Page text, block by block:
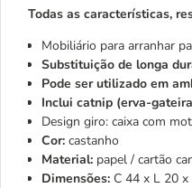
Todas as características,
Mobiliário para arranhar
Substituição de longa
Pode ser utilizado em
Inclui catnip (erva-
Design giro: caixa com
Cor: castanho
Material: papel / cartão
Dimensões: C 44 x L 20